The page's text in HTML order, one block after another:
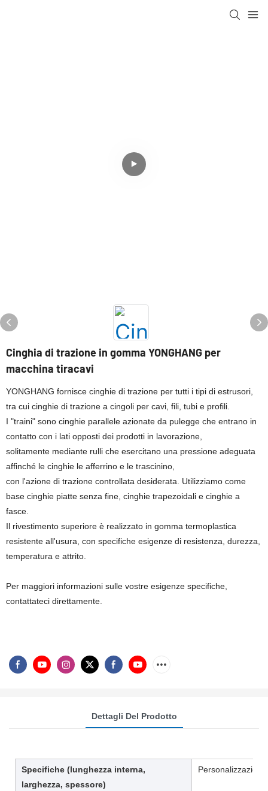
Cinghia di trazione in gomma YONGHANG per
macchina tiracavi
YONGHANG fornisce cinghie di trazione per tutti i tipi di estrusori,
tra cui cinghie di trazione a cingoli per cavi, fili, tubi e profili.
I "traini" sono cinghie parallele azionate da pulegge che entrano in
contatto con i lati opposti dei prodotti in lavorazione,
solitamente mediante rulli che esercitano una pressione adeguata
affinché le cinghie le afferrino e le trascinino,
con l'azione di trazione controllata desiderata. Utilizziamo come
base cinghie piatte senza fine, cinghie trapezoidali e cinghie a
fasce.
Il rivestimento superiore è realizzato in gomma termoplastica
resistente all'usura, con specifiche esigenze di resistenza, durezza,
temperatura e attrito.
Per maggiori informazioni sulle vostre esigenze specifiche,
contattateci direttamente.
Dettagli Del Prodotto
Specifiche (lunghezza interna,
larghezza, spessore)
Personalizzazione